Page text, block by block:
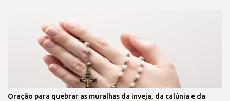
Oração para quebrar as muralhas da inveja, da calúnia e da